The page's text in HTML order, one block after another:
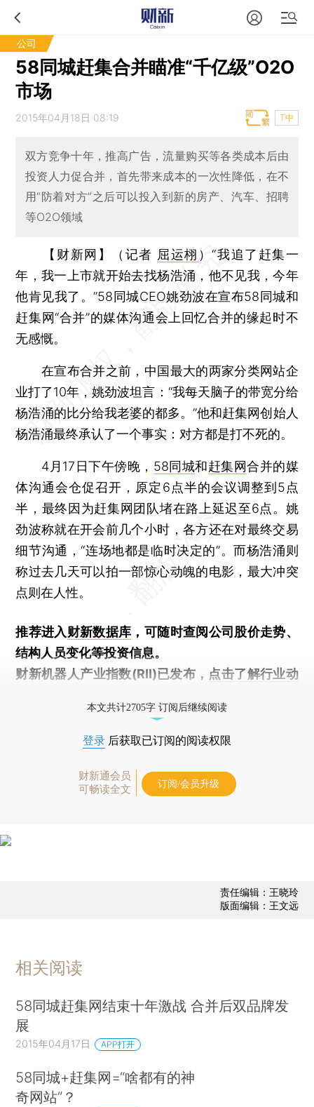
公司
58同城赶集合并瞄准“千亿级”O2O
市场
2015年04月18日 08:19 T中
双方竞争十年，推高广告，流量购买等各类成本后由
投资人力促合并，首先带来成本的一次性降低，在不
用“防着对方”之后可以投入到新的房产、汽车、招聘
等O2O领域
【财新网】（记者 屈运栩 ）“我追了赶集一
年，我一上市就开始去找杨浩涌，他不见我，今年
他肯见我了。”58同城CEO姚劲波在宣布58同城和
赶集网“合并”的媒体沟通会上回忆合并的缘起时不
无感慨。
在宣布合并之前，中国最大的两家分类网站企
业打了10年，姚劲波坦言：“我每天脑子的带宽分给
杨浩涌的比分给我老婆的都多。”他和赶集网创始人
杨浩涌最终承认了一个事实：对方都是打不死的。
4月17日下午傍晚， 58同城和赶集网合并的媒
体沟通会仓促召开，原定6点半的会议调整到5点
半，最终因为赶集网团队堵在路上延迟至6点。姚
劲波称就在开会前几个小时，各方还在对最终交易
细节沟通，“连场地都是临时决定的”。而杨浩涌则
称过去几天可以拍一部惊心动魄的电影，最大冲突
点则在人性。
推荐进入财新数据库 ，可随时查阅公司股价走势、
结构人员变化等投资信息。
财新机器人产业指数(RII)已发布， 点击了解行业动
本文共计2705字 订阅后继续阅读
登录 后获取已订阅的阅读权限
财新通会员
可畅读全文
订阅/会员升级
责任编辑：王晓玲
版面编辑：王文远
相关阅读
58同城赶集网结束十年激战 合并后双品牌发
展
2015年04月17日 APP打开
58同城+赶集网=“啥都有的神
奇网站”？